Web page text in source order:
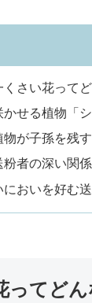
くさい花って
かせる植物「
物が子孫を残
粉者の深い関係
においを好む
ってどん